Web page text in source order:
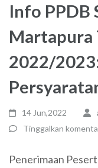
Info PPDB
Martapura
2022/
14 Jun,2022
Tinggalkan
Penerimaan